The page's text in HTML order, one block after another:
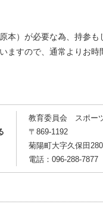
が必要な為、持参も
すので、通常よりお時
教育委員会 スポー
〒869-1192
菊陽町大字久保田
電話：096-288-7877